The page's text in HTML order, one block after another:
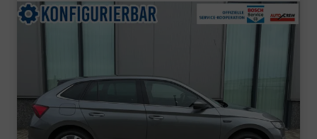
Scheinwerfer, Tempomat, Virtual Cockpit, Radio 8",
Nebelscheinwerfer